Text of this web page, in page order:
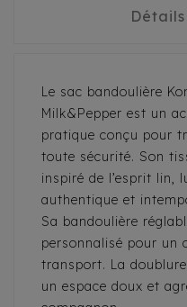
Le sac bandoulière
Milk&Pepper est un
pratique conçu pour
toute sécurité. Son
inspiré de l’esprit lin,
authentique et
Sa bandoulière
personnalisé pour
transport. La
un espace doux et